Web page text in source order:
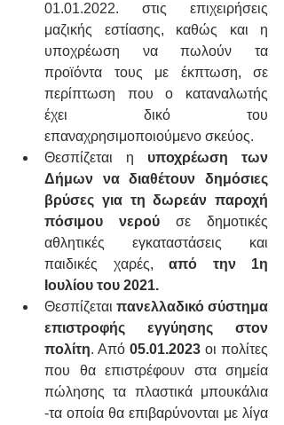
01.01.2022. στις επιχειρήσεις
μαζικής εστίασης, καθώς και η
υποχρέωση να πωλούν τα
προϊόντα τους με έκπτωση, σε
περίπτωση που ο καταναλωτής
έχει δικό του
επαναχρησιμοποιούμενο σκεύος.
Θεσπίζεται η υποχρέωση των
Δήμων να διαθέτουν δημόσιες
βρύσες για τη δωρεάν παροχή
πόσιμου νερού σε δημοτικές
αθλητικές εγκαταστάσεις και
παιδικές χαρές, από την 1η
Ιουλίου του 2021.
Θεσπίζεται πανελλαδικό σύστημα
επιστροφής εγγύησης στον
πολίτη. Από 05.01.2023 οι πολίτες
που θα επιστρέφουν στα σημεία
πώλησης τα πλαστικά μπουκάλια
-τα οποία θα επιβαρύνονται με λίγα